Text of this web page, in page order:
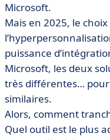
Salesforce
• Microsoft Dynamics
prix
• Logiciel 1 vs
intuitive ?
• Logiciel 1 vs
?
Microsoft.
Mais en 2025, le
puissance
Microsoft, les deux
très différentes…
similaires.
Alors, comment
Quel outil est le plus